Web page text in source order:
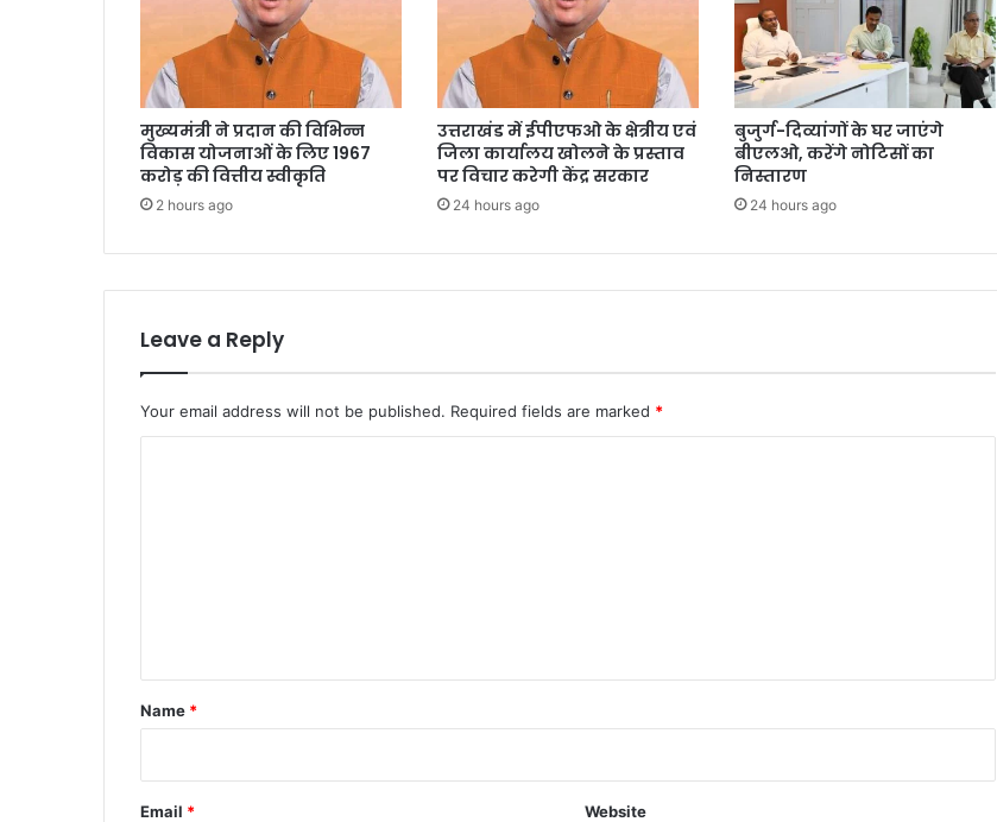
मुख्यमंत्री ने प्रदान की विभिन्न
विकास योजनाओं के लिए 1967
करोड़ की वित्तीय स्वीकृति
2 hours ago
उत्तराखंड में ईपीएफओ के क्षेत्रीय एवं
जिला कार्यालय खोलने के प्रस्ताव
पर विचार करेगी केंद्र सरकार
24 hours ago
बुजुर्ग-दिव्यांगों के घर जाएंगे
बीएलओ, करेंगे नोटिसों का
निस्तारण
24 hours ago
Leave a Reply
Your email address will not be published. Required fields are marked *
*
Name *
Email * Website